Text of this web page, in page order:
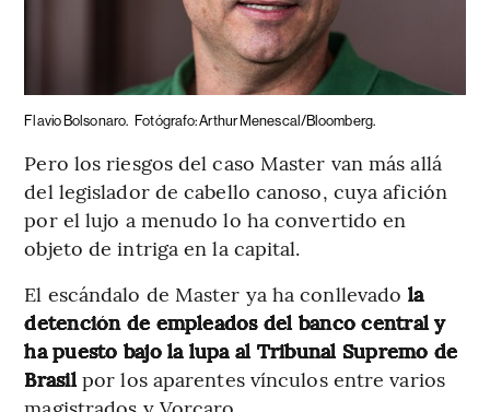
Flavio Bolsonaro. Fotógrafo: Arthur Menescal/Bloomberg.
Pero los riesgos del caso Master van más allá
del legislador de cabello canoso, cuya afición
por el lujo a menudo lo ha convertido en
objeto de intriga en la capital.
El escándalo de Master ya ha conllevado la
detención de empleados del banco central y
ha puesto bajo la lupa al Tribunal Supremo de
Brasilpor los aparentes vínculos entre varios